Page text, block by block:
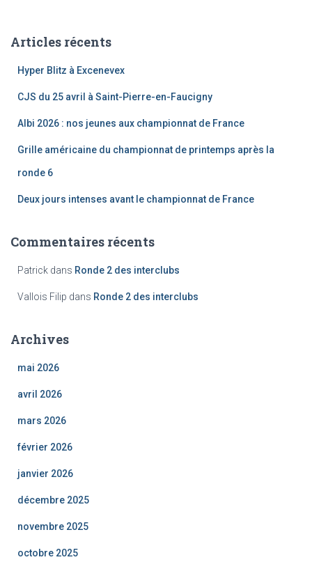
rArticles récents
Hyper Blitz à Excenevex
CJS du 25 avril à Saint-Pierre-en-Faucigny
Albi 2026 : nos jeunes aux championnat de France
Grille américaine du championnat de printemps après la
ronde 6
Deux jours intenses avant le championnat de France
Commentaires récents
Patrick dans Ronde 2 des interclubs
Vallois Filip dans Ronde 2 des interclubs
Archives
mai 2026
avril 2026
mars 2026
février 2026
janvier 2026
décembre 2025
novembre 2025
octobre 2025